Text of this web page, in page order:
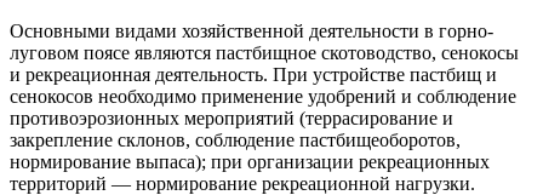
Основными видами хозяйственной деятельности в горно-
луговом поясе являются пастбищное скотоводство, сенокосы
и рекреационная деятельность. При устройстве пастбищ и
сенокосов необходимо применение удобрений и соблюдение
противоэрозионных мероприятий (террасирование и
закрепление склонов, соблюдение пастбищеоборотов,
нормирование выпаса); при организации рекреационных
территорий — нормирование рекреационной нагрузки.